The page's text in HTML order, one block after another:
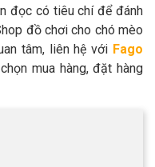
đọc có tiêu chí để đánh
đồ chơi cho chó mèo
tâm, liên hệ với Fago
mua hàng, đặt hàng